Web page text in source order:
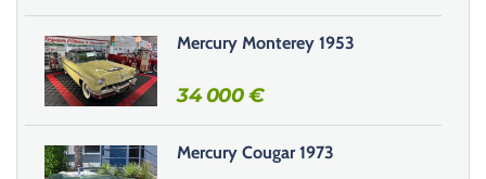
d
e
.
Mercury Monterey 1953
34 000€
Mercury Cougar 1973